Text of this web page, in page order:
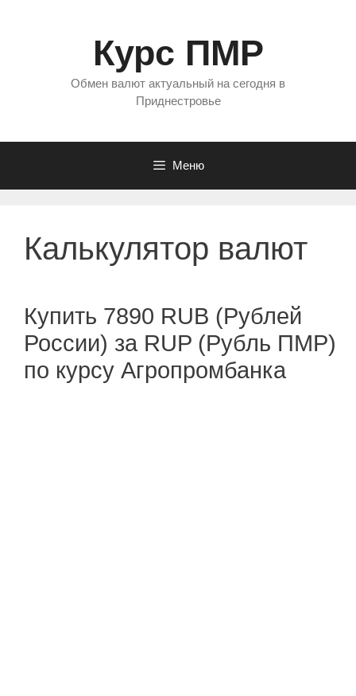
Курс ПМР
Обмен валют актуальный на сегодня в
Приднестровье
Меню
Калькулятор валют
Купить 7890 RUB (Рублей
России) за RUP (Рубль ПМР)
по курсу Агропромбанка